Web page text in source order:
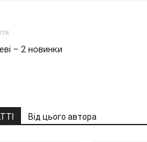
– 2 новинки
Від цього автора